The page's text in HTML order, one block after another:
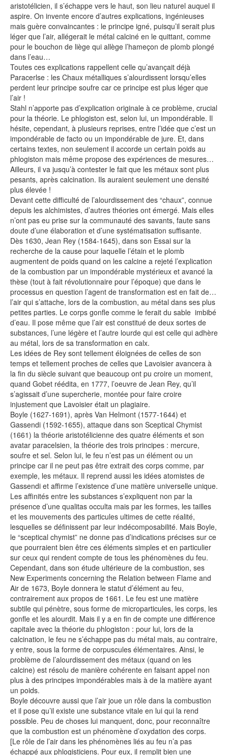
aristotélicien, il s’échappe vers le haut, son lieu naturel auquel il
aspire. On invente encore d’autres explications, ingénieuses
mais guère convaincantes : le principe igné, puisqu’il serait plus
léger que l’air, allégerait le métal calciné en le quittant, comme
pour le bouchon de liège qui allège l’hameçon de plomb plongé
dans l’eau…
Toutes ces explications rappellent celle qu’avançait déjà
Paracerlse : les Chaux métalliques s’alourdissent lorsqu’elles
perdent leur principe soufre car ce principe est plus léger que
l’air !
Stahl n’apporte pas d’explication originale à ce problème, crucial
pour la théorie. Le phlogiston est, selon lui, un impondérable. Il
hésite, cependant, à plusieurs reprises, entre l’idée que c’est un
impondérable de facto ou un impondérable de jure. Et, dans
certains textes, non seulement il accorde un certain poids au
phlogiston mais même propose des expériences de mesures…
Ailleurs, il va jusqu’à contester le fait que les métaux sont plus
pesants, après calcination. Ils auraient seulement une densité
plus élevée !
Devant cette difficulté de l’alourdissement des “chaux”, connue
depuis les alchimistes, d’autres théories ont émergé. Mais elles
n’ont pas eu prise sur la communauté des savants, faute sans
doute d’une élaboration et d’une systématisation suffisante.
Dès 1630, Jean Rey (1584-1645), dans son Essai sur la
recherche de la cause pour laquelle l’étain et le plomb
augmentent de poids quand on les calcine a rejeté l’explication
de la combustion par un impondérable mystérieux et avancé la
thèse (tout à fait révolutionnaire pour l’époque) que dans le
processus en question l’agent de transformation est en fait de…
l’air qui s’attache, lors de la combustion, au métal dans ses plus
petites parties. Le corps gonfle comme le ferait du sable imbibé
d’eau. Il pose même que l’air est constitué de deux sortes de
substances, l’une légère et l’autre lourde qui est celle qui adhère
au métal, lors de sa transformation en calx.
Les idées de Rey sont tellement éloignées de celles de son
temps et tellement proches de celles que Lavoisier avancera à
la fin du siècle suivant que beaucoup ont pu croire un moment,
quand Gobet réédita, en 1777, l’oeuvre de Jean Rey, qu’il
s’agissait d’une supercherie, montée pour faire croire
injustement que Lavoisier était un plagiaire.
Boyle (1627-1691), après Van Helmont (1577-1644) et
Gassendi (1592-1655), attaque dans son Sceptical Chymist
(1661) la théorie aristotélicienne des quatre éléments et son
avatar paracelsien, la théorie des trois principes : mercure,
soufre et sel. Selon lui, le feu n’est pas un élément ou un
principe car il ne peut pas être extrait des corps comme, par
exemple, les métaux. Il reprend aussi les idées atomistes de
Gassendi et affirme l’existence d’une matière universelle unique.
Les affinités entre les substances s’expliquent non par la
présence d’une qualitas occulta mais par les formes, les tailles
et les mouvements des particules ultimes de cette réalité,
lesquelles se définissent par leur indécomposabilité. Mais Boyle,
le “sceptical chymist” ne donne pas d’indications précises sur ce
que pourraient bien être ces éléments simples et en particulier
sur ceux qui rendent compte de tous les phénomènes du feu.
Cependant, dans son étude ultérieure de la combustion, ses
New Experiments concerning the Relation between Flame and
Air de 1673, Boyle donnera le statut d’élément au feu,
contrairement aux propos de 1661. Le feu est une matière
subtile qui pénètre, sous forme de microparticules, les corps, les
gonfle et les alourdit. Mais il y a en fin de compte une différence
capitale avec la théorie du phlogiston : pour lui, lors de la
calcination, le feu ne s’échappe pas du métal mais, au contraire,
y entre, sous la forme de corpuscules élémentaires. Ainsi, le
problème de l’alourdissement des métaux (quand on les
calcine) est résolu de manière cohérente en faisant appel non
plus à des principes impondérables mais à de la matière ayant
un poids.
Boyle découvre aussi que l’air joue un rôle dans la combustion
et il pose qu’il existe une substance vitale en lui qui la rend
possible. Peu de choses lui manquent, donc, pour reconnaître
que la combustion est un phénomène d’oxydation des corps.
[Le rôle de l’air dans les phénomènes liés au feu n’a pas
échappé aux phlogisticiens. Pour eux, il remplit bien une